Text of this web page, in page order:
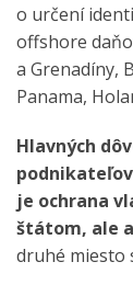
o určení
offshore
a Grenadíny,
Panama,
Hlavných
je ochrana
štátom, ale
druhé miesto